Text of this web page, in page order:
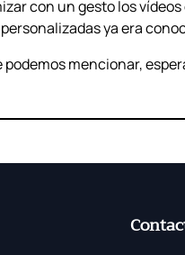
con un gesto los
ya era
podemos mencionar,